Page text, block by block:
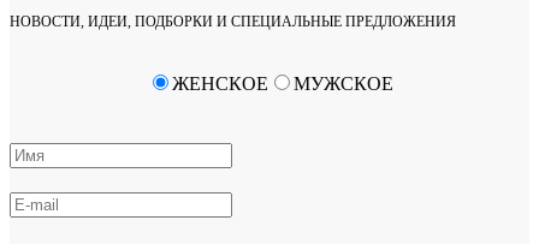
НОВОСТИ, ИДЕИ, ПОДБОРКИ И СПЕЦИАЛЬНЫЕ ПРЕДЛОЖЕНИЯ
ЖЕНСКОЕ МУЖСКОЕ